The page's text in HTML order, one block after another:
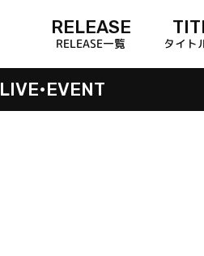
RELEASE
RELEASE一覧 タイト
LIVE•EVENT